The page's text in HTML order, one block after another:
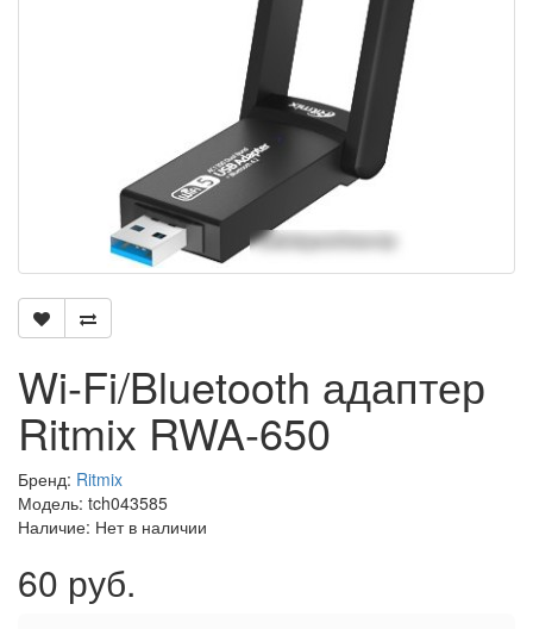
Wi-Fi/Bluetooth адаптер
Ritmix RWA-650
Бренд: Ritmix
Модель: tch043585
Наличие: Нет в наличии
60 руб.